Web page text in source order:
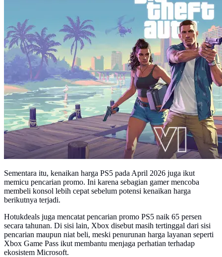
Sementara itu, kenaikan harga PS5 pada April 2026 juga ikut
memicu pencarian promo. Ini karena sebagian gamer mencoba
membeli konsol lebih cepat sebelum potensi kenaikan harga
berikutnya terjadi.
Hotukdeals juga mencatat pencarian promo PS5 naik 65 persen
secara tahunan. Di sisi lain, Xbox disebut masih tertinggal dari sisi
pencarian maupun niat beli, meski penurunan harga layanan seperti
Xbox Game Pass ikut membantu menjaga perhatian terhadap
ekosistem Microsoft.